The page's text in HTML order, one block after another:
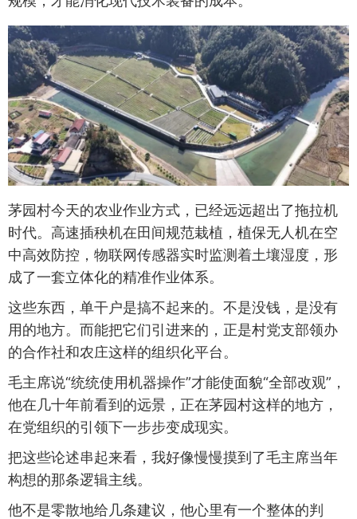
茅园村今天的农业作业方式，已经远远超出了拖拉机
时代。高速插秧机在田间规范栽植，植保无人机在空
中高效防控，物联网传感器实时监测着土壤湿度，形
成了一套立体化的精准作业体系。
这些东西，单干户是搞不起来的。不是没钱，是没有
用的地方。而能把它们引进来的，正是村党支部领办
的合作社和农庄这样的组织化平台。
毛主席说“统统使用机器操作”才能使面貌“全部改观”，
他在几十年前看到的远景，正在茅园村这样的地方，
在党组织的引领下一步步变成现实。
把这些论述串起来看，我好像慢慢摸到了毛主席当年
构想的那条逻辑主线。
他不是零散地给几条建议，他心里有一个整体的判